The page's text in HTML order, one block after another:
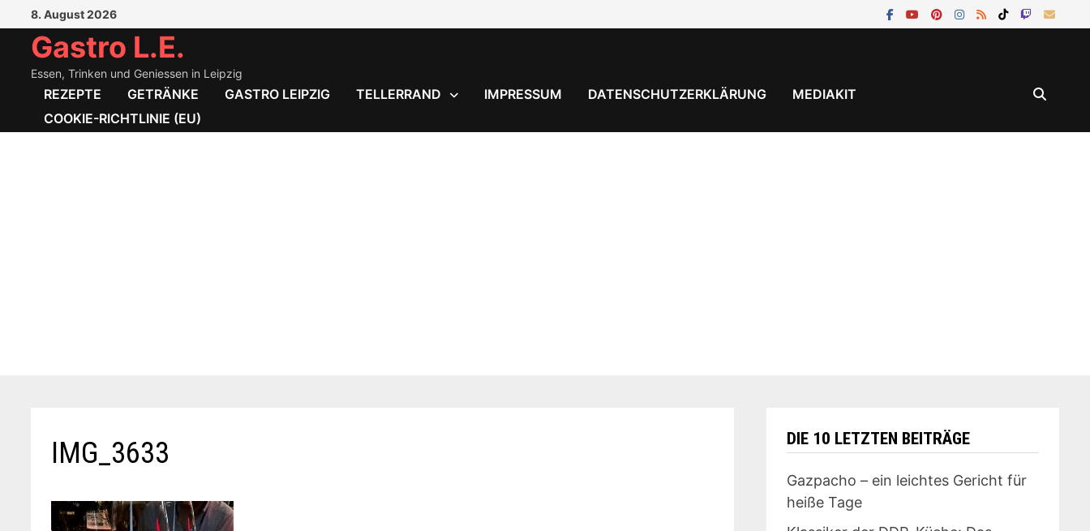
Inhalt
springen
8. August 2026
Gastro L.E.
Essen, Trinken und Geniessen in Leipzig
REZEPTE GETRÄNKE GASTRO LEIPZIG TELLERRAND IMPRESSUM DATENSCHUTZERKLÄRUNG
MEDIAKIT
COOKIE-RICHTLINIE (EU)
IMG_3633 DIE 10 LETZTEN BEITRÄGE
Gazpacho – ein leichtes Gericht für
heiße Tage